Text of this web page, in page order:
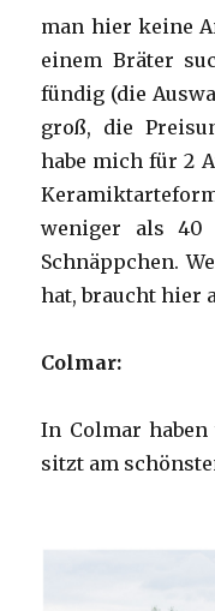
man hier keine
einem Bräter
fündig (die
groß, die
habe mich für 2
weniger als 40
Schnäppchen.
hat, braucht hier
Colmar:
In Colmar
sitzt am